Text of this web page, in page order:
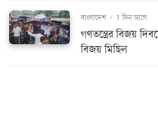
বাংলাদেশ - 1 দিন আগে
গণতন্ত্রের বিজয়
বিজয় মিছিল